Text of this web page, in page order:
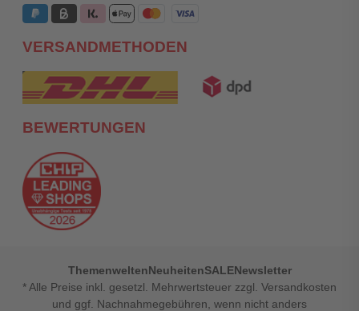
VERSANDMETHODEN
BEWERTUNGEN
ThemenweltenNeuheitenSALENewsletter
* Alle Preise inkl. gesetzl. Mehrwertsteuer zzgl. Versandkosten
und ggf. Nachnahmegebühren, wenn nicht anders